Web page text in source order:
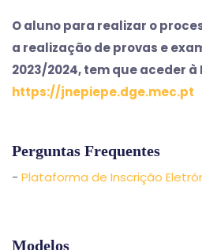
O aluno para realizar o
a realização de provas e
2023/2024, tem que aceder à
https://jnepiepe.dge.mec.pt
Perguntas Frequentes
- Plataforma de Inscrição
Modelos